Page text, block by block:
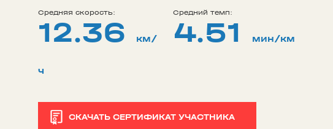
Средняя скорость:
12.36 км/
ч
Средний темп:
4.51 мин/км
СКАЧАТЬ СЕРТИФИКАТ УЧАСТНИКА